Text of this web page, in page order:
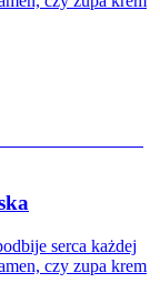
serca każdej
czy zupa krem